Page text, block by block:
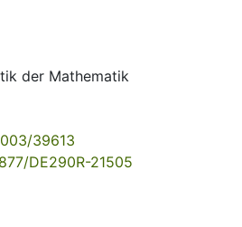
der Mathematik
39613
DE290R-21505